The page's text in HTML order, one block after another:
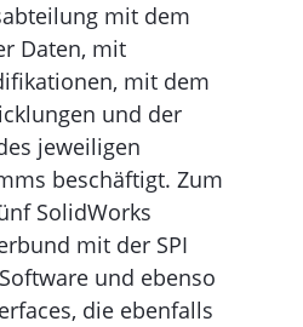
mit dem
Daten, mit
mit dem
und der
jeweiligen
beschäftigt. Zum
SolidWorks
mit der SPI
und ebenso
die ebenfalls